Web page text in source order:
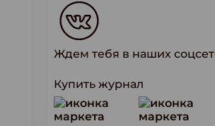
Ждем тебя в наших
Купить журнал